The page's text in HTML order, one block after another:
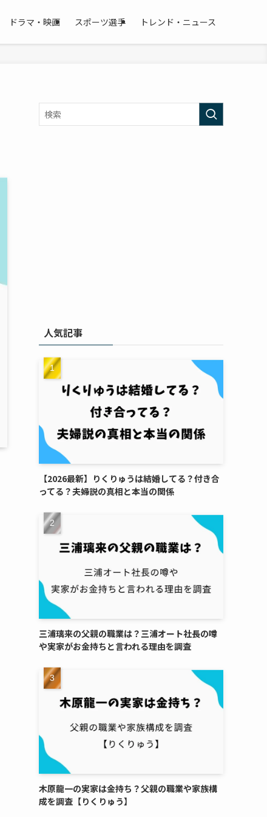
ドラマ・映画 スポーツ選手 トレンド・ニュース
人気記事
【2026最新】りくりゅうは結婚してる？付き合
ってる？夫婦説の真相と本当の関係
三浦璃来の父親の職業は？三浦オート社長の噂
や実家がお金持ちと言われる理由を調査
木原龍一の実家は金持ち？父親の職業や家族構
成を調査【りくりゅう】